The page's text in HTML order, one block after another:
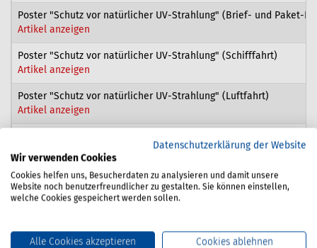
Poster "Schutz vor natürlicher UV-Strahlung" (Brief- und Paket-
Artikel anzeigen
Poster "Schutz vor natürlicher UV-Strahlung" (Schifffahrt)
Artikel anzeigen
Poster "Schutz vor natürlicher UV-Strahlung" (Luftfahrt)
Artikel anzeigen
Artikel anzeigen
Poster "Schutz vor natürlicher UV-Strahlung"
Artikel anzeigen
Artikel anzeigen
Datenschutzerklärung der Website
Wir verwenden Cookies
Cookies helfen uns, Besucherdaten zu analysieren und damit unsere
Website noch benutzerfreundlicher zu gestalten. Sie können einstellen,
welche Cookies gespeichert werden sollen.
Alle Cookies akzeptieren Cookies ablehnen